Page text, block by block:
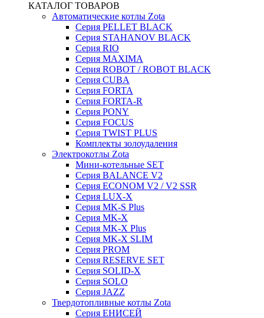
КАТАЛОГ ТОВАРОВ
Автоматические котлы Zota
Серия PELLET BLACK
Серия STAHANOV BLACK
Серия RIO
Серия MAXIMA
Серия ROBOT / ROBOT BLACK
Серия CUBA
Серия FORTA
Серия FORTA-R
Серия PONY
Серия FOCUS
Серия TWIST PLUS
Комплекты золоудаления
Электрокотлы Zota
Мини-котельные SET
Серия BALANCE V2
Серия ECONOM V2 / V2 SSR
Серия LUX-X
Серия MK-S Plus
Серия MK-X
Серия MK-X Plus
Серия MK-X SLIM
Серия PROM
Серия RESERVE SET
Серия SOLID-X
Серия SOLO
Серия JAZZ
Твердотопливные котлы Zota
Серия ЕНИСЕЙ